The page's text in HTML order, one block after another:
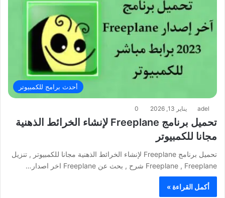
أحدث برامج للكمبيوتر
adel يناير 13, 2026 0
تحميل برنامج Freeplane لإنشاء الخرائط الذهنية
مجانا للكمبيوتر
تحميل برنامج Freeplane لإنشاء الخرائط الذهنية مجانا للكمبيوتر , تنزيل
Freeplane , Freeplane شرح , بحث عن Freeplane اخر اصدار…
أكمل القراءة »